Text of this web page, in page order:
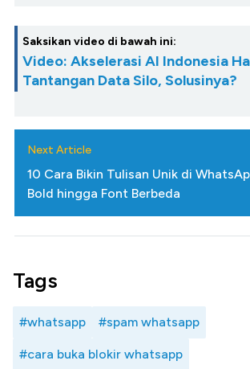
Saksikan video di bawah ini:
Video: Akselerasi AI Indonesia
Tantangan Data Silo, Solusinya?
Next Article
10 Cara Bikin Tulisan Unik di
Bold hingga Font Berbeda
Tags
#whatsapp #spam whatsapp
#cara buka blokir whatsapp